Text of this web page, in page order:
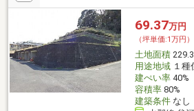
69.37万円
（坪単価:1万円）
土地面積
用途地域１種
建ぺい率40%
容積率80%
建築条件なし